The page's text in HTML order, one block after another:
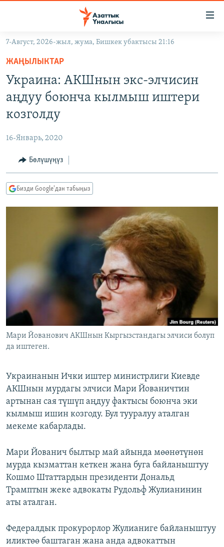
Навигацияга
өтүңүз
Издөөгө
салыңызКЫРГЫЗСТАН
МАДАНИЯТ
ДҮЙНӨ
УКРАИНА
ТВ ПРОГРАММАЛАР
БҮГҮН АЗАТТЫКТА
ЫҢГАЙСЫЗ СУРООЛОР
ПОДКАСТ
Русский
ЭЕ/АРнун бардык сайттары
7-Август, 2026-жыл, жума, Бишкек убактысы 21:16
ЖАҢЫЛЫКТАР
Украина: АКШнын экс-элчисин
аңдуу боюнча кылмыш иштери
козголду
16-Январь, 2020
Бөлүшүңүз
Бизди Google'дан табыңыз
Мари Йованович АКШнын Кыргызстандагы элчиси болуп
да иштеген.
Украинанын Ички иштер министрлиги Киевде
АКШнын мурдагы элчиси Мари Йованичтин
артынан сая түшүп аңдуу фактысы боюнча эки
кылмыш ишин козгоду. Бул тууралуу аталган
мекеме кабарлады.
Мари Йованич былтыр май айында мөөнөтүнөн
мурда кызматтан кеткен жана буга байланыштуу
Кошмо Штаттардын президенти Дональд
Трамптын жеке адвокаты Рудольф Жулианинин
аты аталган.
Федералдык прокурорлор Жулианиге байланыштуу
иликтөө баштаган жана анда адвокаттын